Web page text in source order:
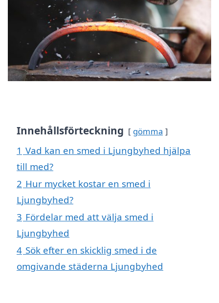
Innehållsförteckning gömma
1 Vad kan en smed i Ljungbyhed hjälpa
till med?
2 Hur mycket kostar en smed i
Ljungbyhed?
3 Fördelar med att välja smed i
Ljungbyhed
4 Sök efter en skicklig smed i de
omgivande städerna Ljungbyhed